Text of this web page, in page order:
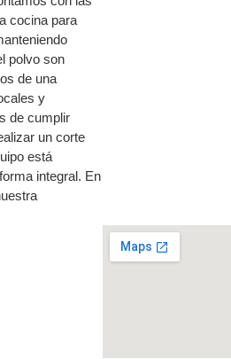
cocina para
polvo son
de una
y
de cumplir
un corte
está
integral. En